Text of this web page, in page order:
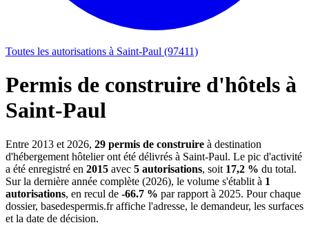
Toutes les autorisations à Saint-Paul (97411)
Permis de construire d'hôtels à
Saint-Paul
Entre 2013 et 2026, 29 permis de construire à destination
d'hébergement hôtelier ont été délivrés à Saint-Paul. Le pic d'activité
a été enregistré en 2015 avec 5 autorisations, soit 17,2 % du total.
Sur la dernière année complète (2026), le volume s'établit à 1
autorisations, en recul de -66.7 % par rapport à 2025. Pour chaque
dossier, basedespermis.fr affiche l'adresse, le demandeur, les surfaces
et la date de décision.